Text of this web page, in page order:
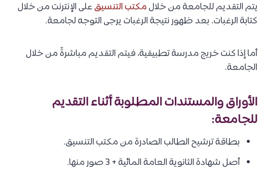
يتم التقديم للجامعة من خلالمكتب التنسيقعلى الإنترنت من خلال
كتابة الرغبات. بعد ظهور نتيجة الرغبات يرجى التوجه لجامعة.
أما إذا كنت خريج مدرسة تطبيقية، فيتم التقديم مباشرةً من خلال
الجامعة.
الأوراق والمستندات المطلوبة أثناء التقديم
للجامعة:
بطاقة ترشيح الطالب الصادرة من مكتب التنسيق.
أصل شهادة الثانوية العامة المائية + 3 صور منها.